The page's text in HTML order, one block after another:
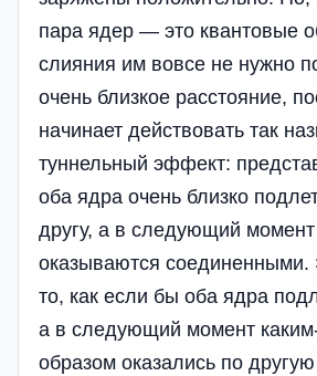
пара ядер — это квантовые
слияния им вовсе не нужно
очень близкое расстояние,
начинает действовать так
туннельный эффект:
оба ядра очень близко
другу, а в следующий
оказываются соединенными.
то, как если бы оба ядра
а в следующий момент
образом оказались по другую